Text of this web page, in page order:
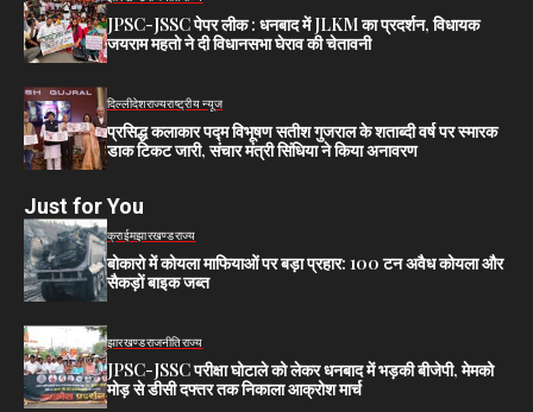
JPSC-JSSC पेपर लीक : धनबाद में JLKM का प्रदर्शन, विधायक
जयराम महतो ने दी विधानसभा घेराव की चेतावनी
दिल्लीदेशराज्यराष्ट्रीय न्यूज
प्रसिद्ध कलाकार पद्म विभूषण सतीश गुजराल के शताब्दी वर्ष पर स्मारक
डाक टिकट जारी, संचार मंत्री सिंधिया ने किया अनावरण
Just for You
क्राईमझारखण्डराज्य
बोकारो में कोयला माफियाओं पर बड़ा प्रहार: 100 टन अवैध कोयला और
सैकड़ों बाइक जब्त
झारखण्डराजनीतिराज्य
JPSC-JSSC परीक्षा घोटाले को लेकर धनबाद में भड़की बीजेपी, मेमको
मोड़ से डीसी दफ्तर तक निकाला आक्रोश मार्च